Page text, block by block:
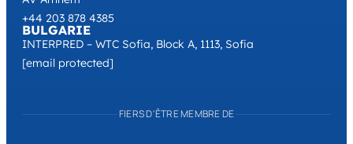
+44 203 878 4385
BULGARIE
INTERPRED – WTC Sofia, Block A, 1113, Sofia
[email protected]
FIERS D'ÊTRE MEMBRE DE